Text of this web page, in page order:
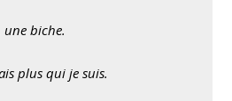
une biche.
plus qui je suis.